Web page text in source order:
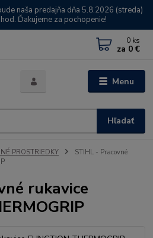
naša predajňa dňa 5.8.2026 (streda)
Ďakujeme za pochopenie!
Menu
Hľadať
0 ks
za 0 €
PROSTRIEDKY
STIHL - Pracovné
rukavice